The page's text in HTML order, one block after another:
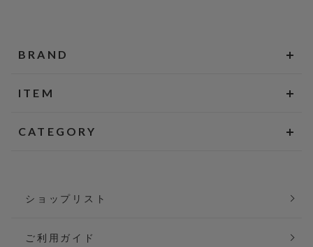
BRAND
ITEM
CATEGORY
ショップリスト
ご利用ガイド